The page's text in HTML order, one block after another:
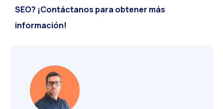
SEO? ¡Contáctanos para obtener más
información!